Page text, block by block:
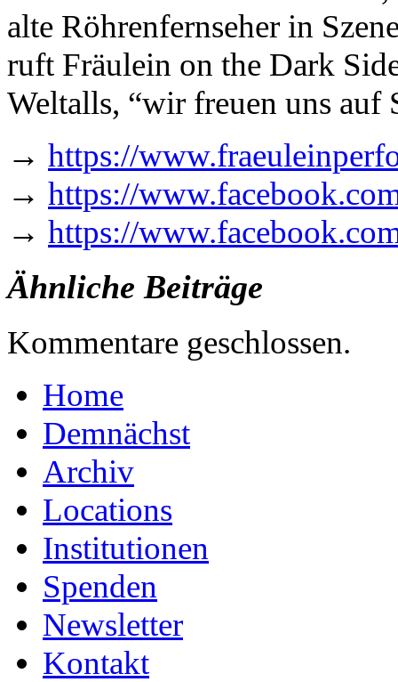
alte Röhrenfernseher in
ruft Fräulein on the Dark
Weltalls, “wir freuen uns auf
→ https://
→ https://
→ https://
Ähnliche Beiträge
Kommentare geschlossen.
Home
Demnächst
Archiv
Locations
Institutionen
Spenden
Newsletter
Kontakt